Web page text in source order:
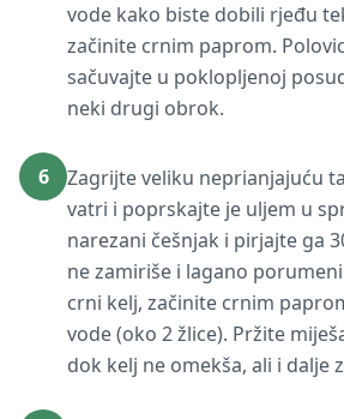
vode kako biste dobili rjeđu
začinite crnim paprom.
sačuvajte u poklopljenoj
neki drugi obrok.
6
Zagrijte veliku neprianjajuću
vatri i poprskajte je uljem u
narezani češnjak i pirjajte ga
ne zamiriše i lagano
crni kelj, začinite crnim
vode (oko 2 žlice). Pržite
dok kelj ne omekša, ali i dalje